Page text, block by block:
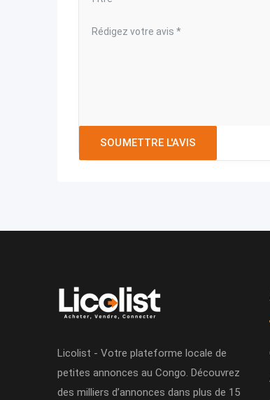
Licolist - Votre plateforme locale de
petites annonces au Congo. Découvrez
des milliers d’annonces dans plus de 15